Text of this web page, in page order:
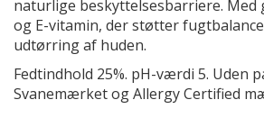
naturlige beskyttelsesbarriere. Med
og E-vitamin, der støtter
udtørring af huden.
Fedtindhold 25%. pH-værdi 5. Uden
Svanemærket og Allergy Certified